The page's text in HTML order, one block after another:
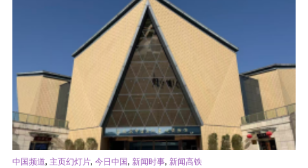
中国频道, 主页幻灯片, 今日中国, 新闻时事, 新闻高铁